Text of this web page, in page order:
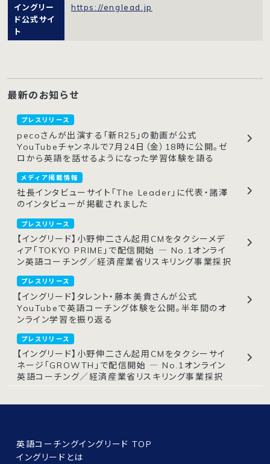
イングリー
ド公式サイ
ト
https://englead.jp
最新のお知らせ
プレスリリース
pecoさんが出演する「新R25」の動画が公式
YouTubeチャンネルで7月24日（金）18時に公開。ゼ
ロから英語を話せるようになった学習体験を語る
メディア掲載情報
社長インタビューサイト「The Leader」に代表・諸澤
のインタビューが掲載されました
プレスリリース
【イングリード】小野伸二さん起用CMをタクシーメデ
ィア「TOKYO PRIME」で配信開始 ― No.1オンライ
ン英語コーチング／経済産業省リスキリング事業採択
プレスリリース
【イングリード】タレント・藤本美貴さんが公式
YouTubeで英語コーチング体験を公開。半年間のオ
ンライン学習を振り返る
プレスリリース
【イングリード】小野伸二さん起用CMをタクシーサイ
ネージ「GROWTH」で配信開始 ― No.1オンライン
英語コーチング／経済産業省リスキリング事業採択
英語コーチングイングリード TOP
イングリードとは